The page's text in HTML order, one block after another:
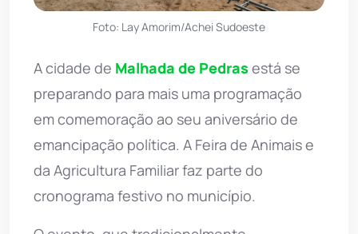
Foto: Lay Amorim/Achei Sudoeste
A cidade de Malhada de Pedras está se
preparando para mais uma programação
em comemoração ao seu aniversário de
emancipação política. A Feira de Animais e
da Agricultura Familiar faz parte do
cronograma festivo no município.